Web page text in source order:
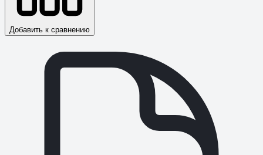
Добавить к сравнению